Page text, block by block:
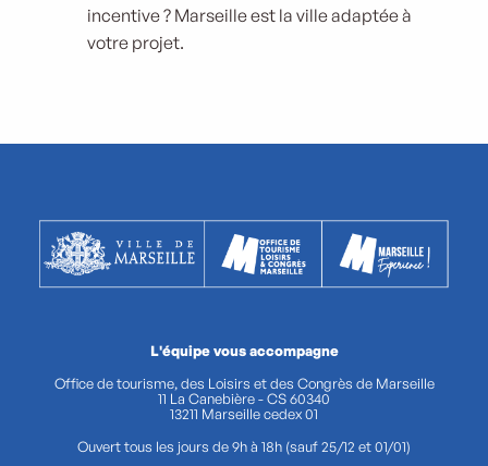
incentive ? Marseille est la ville adaptée à
votre projet.
L'équipe vous accompagne
Office de tourisme, des Loisirs et des Congrès de Marseille
11 La Canebière - CS 60340
13211 Marseille cedex 01
Ouvert tous les jours de 9h à 18h (sauf 25/12 et 01/01)